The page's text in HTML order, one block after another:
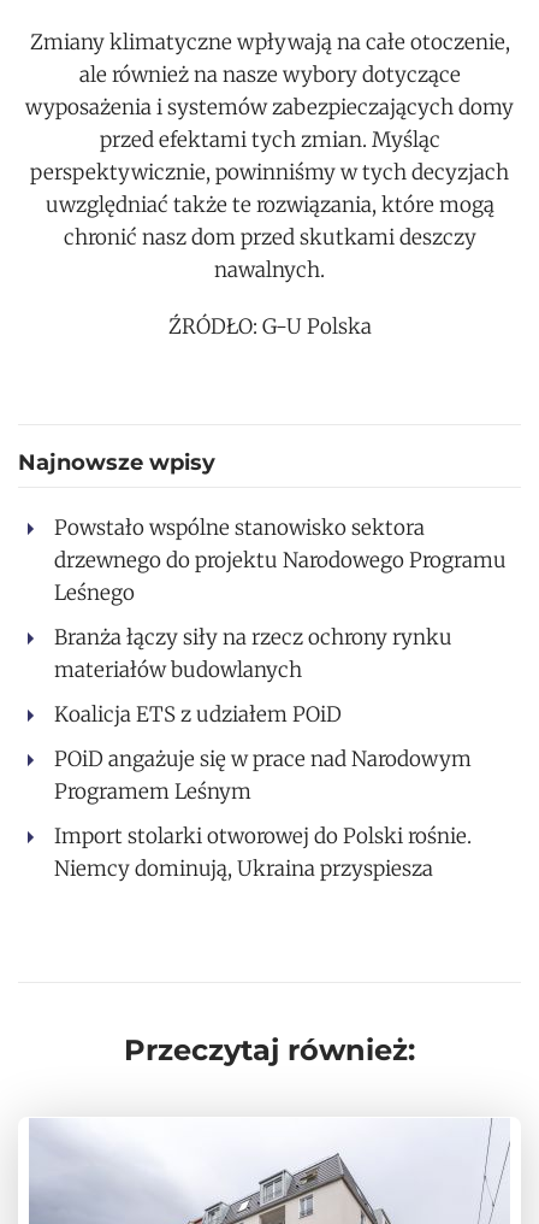
Zmiany klimatyczne wpływają na całe otoczenie,
ale również na nasze wybory dotyczące
wyposażenia i systemów zabezpieczających domy
przed efektami tych zmian. Myśląc
perspektywicznie, powinniśmy w tych decyzjach
uwzględniać także te rozwiązania, które mogą
chronić nasz dom przed skutkami deszczy
nawalnych.
ŹRÓDŁO: G-U Polska
Najnowsze wpisy
Powstało wspólne stanowisko sektora
drzewnego do projektu Narodowego Programu
Leśnego
Branża łączy siły na rzecz ochrony rynku
materiałów budowlanych
Koalicja ETS z udziałem POiD
POiD angażuje się w prace nad Narodowym
Programem Leśnym
Import stolarki otworowej do Polski rośnie.
Niemcy dominują, Ukraina przyspiesza
Przeczytaj również: